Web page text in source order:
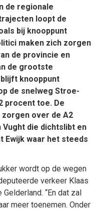
de regionale
loopt de
bij knooppunt
maken zich zorgen
de provincie en
de grootste
knooppunt
de snelweg Stroe-
procent toe. De
over de A2
die dichtslibt en
Ewijk waar het steeds
wordt op de wegen
verkeer Klaas
“En dat zal
meer toenemen. Onder